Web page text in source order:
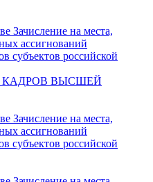
Зачисление на места,
ассигнований
субъектов российской
ВЫСШЕЙ
Зачисление на места,
ассигнований
субъектов российской